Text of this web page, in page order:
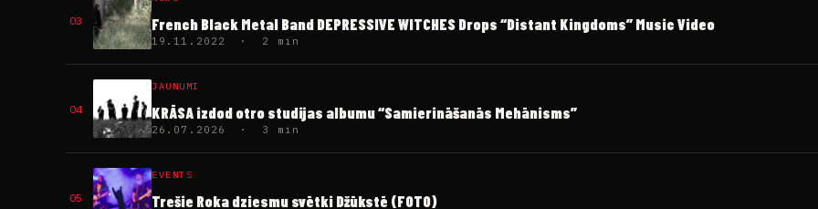
03 French Black Metal Band DEPRESSIVE WITCHES Drops “Distant Kingdoms” Music Video
19.11.2022 · 2 min
04
JAUNUMI
KRĀSA izdod otro studijas albumu “Samierināšanās Mehānisms”
26.07.2026 · 3 min
05
EVENTS
Trešie Roka dziesmu svētki Džūkstē (FOTO)